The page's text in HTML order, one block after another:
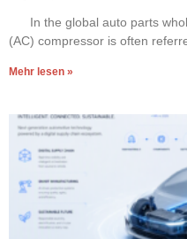
In the global auto parts
(AC) compressor is often
Mehr lesen »